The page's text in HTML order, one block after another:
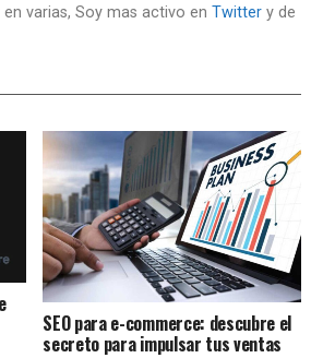
varias, Soy mas activo en Twitter y de
SEO para e-commerce: descubre el
secreto para impulsar tus ventas